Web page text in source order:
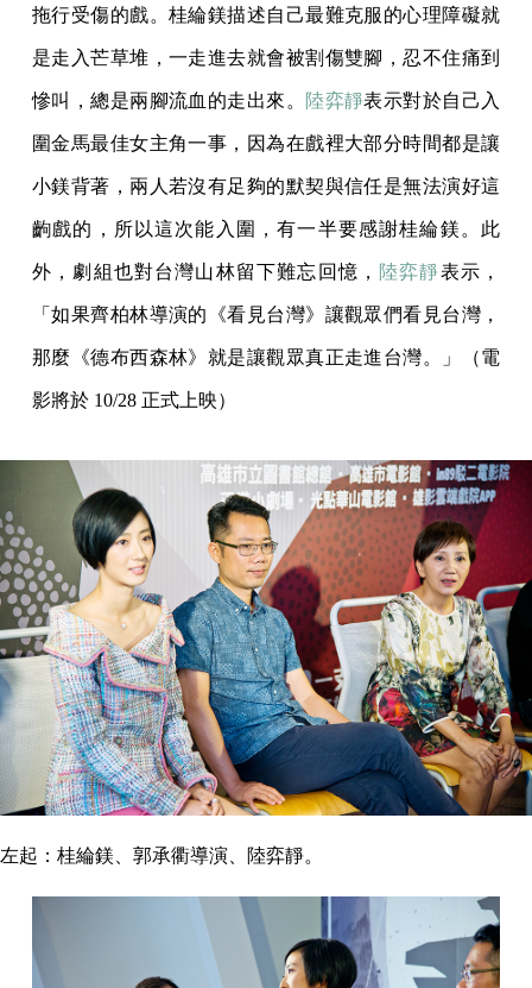
拖行受傷的戲。桂綸鎂描述自己最難克服的心理障礙就
是走入芒草堆，一走進去就會被割傷雙腳，忍不住痛到
慘叫，總是兩腳流血的走出來。 陸弈靜表示對於自己入
圍金馬最佳女主角一事，因為在戲裡大部分時間都是讓
小鎂背著，兩人若沒有足夠的默契與信任是無法演好這
齣戲的，所以這次能入圍，有一半要感謝桂綸鎂。此
外，劇組也對台灣山林留下難忘回憶， 陸弈靜表示，
「如果齊柏林導演的《看見台灣》讓觀眾們看見台灣，
那麼《德布西森林》就是讓觀眾真正走進台灣。」（電
影將於 10/28 正式上映）
左起：桂綸鎂、郭承衢導演、陸弈靜。